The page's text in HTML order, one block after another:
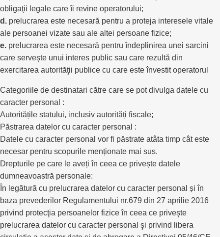
obligaţii legale care îi revine operatorului;
d. prelucrarea este necesară pentru a proteja interesele vitale
ale persoanei vizate sau ale altei persoane fizice;
e. prelucrarea este necesară pentru îndeplinirea unei sarcini
care serveşte unui interes public sau care rezultă din
exercitarea autorităţii publice cu care este învestit operatorul
Categoriile de destinatari către care se pot divulga datele cu
caracter personal :
Autoritățile statului, inclusiv autorități fiscale;
Păstrarea datelor cu caracter personal :
Datele cu caracter personal vor fi păstrate atâta timp cât este
necesar pentru scopurile menționate mai sus.
Drepturile pe care le aveți în ceea ce privește datele
dumneavoastră personale:
În legătură cu prelucrarea datelor cu caracter personal și în
baza prevederilor Regulamentului nr.679 din 27 aprilie 2016
privind protecţia persoanelor fizice în ceea ce priveşte
prelucrarea datelor cu caracter personal şi privind libera